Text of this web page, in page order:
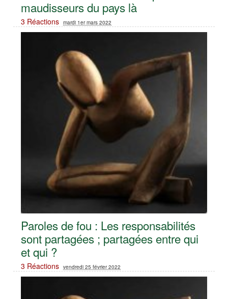
maudisseurs du pays là
3 Réactions mardi 1er mars 2022
Paroles de fou : Les responsabilités
sont partagées ; partagées entre qui
et qui ?
3 Réactions vendredi 25 février 2022